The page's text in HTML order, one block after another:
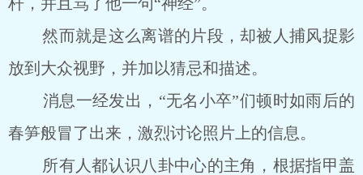
然而就是这么离谱的片段，却被人捕风捉影
放到大众视野，并加以猜忌和描述。
消息一经发出，“无名小卒”们顿时如雨后的
春笋般冒了出来，激烈讨论照片上的信息。
所有人都认识八卦中心的主角，根据指甲盖